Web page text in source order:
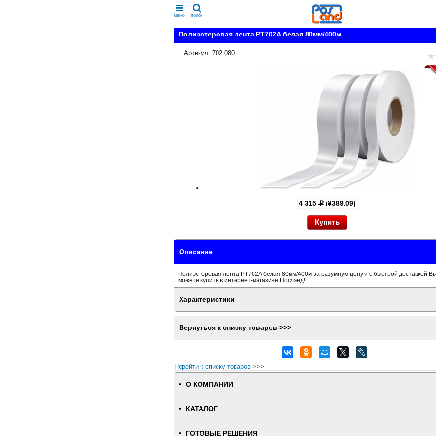
меню поиск
Полиэстеровая лента PT702A белая 80мм/400м
Артикул: 702 080
4 315p(¥389.09)
Описание
Полиэстеровая лента PT702A белая 80мм/400м за разумную цену и с быстрой доставкой Вы
можете купить в интернет-магазине Послэнд!
Характеристики
Вернуться к списку товаров >>>
Перейти к списку товаров >>>
О КОМПАНИИ
КАТАЛОГ
ГОТОВЫЕ РЕШЕНИЯ